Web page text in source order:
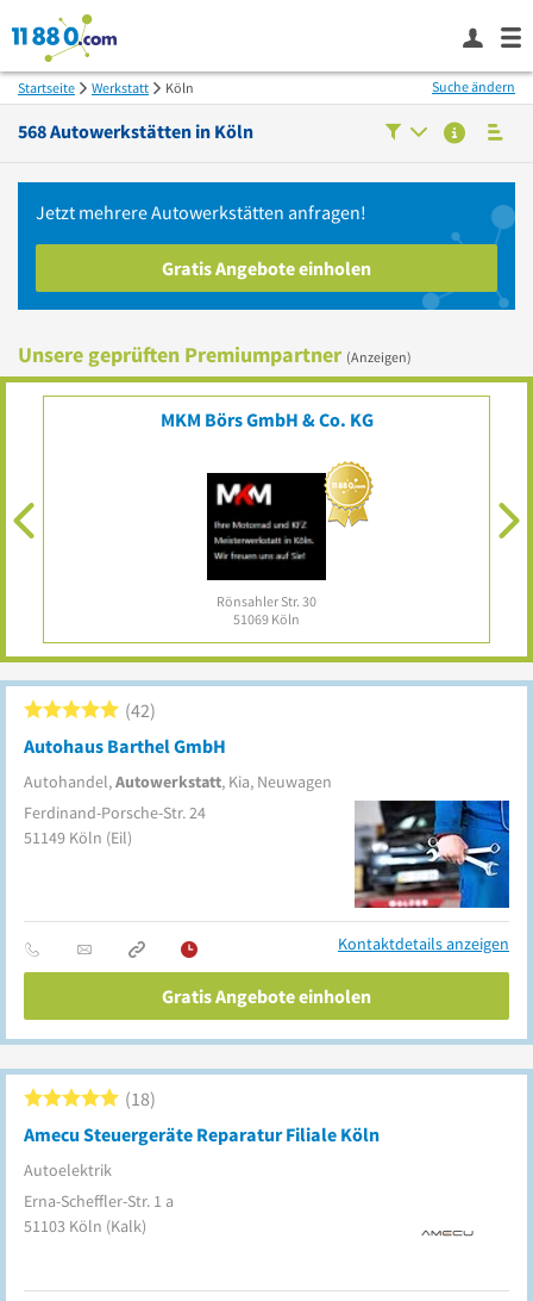
Startseite Werkstatt Köln
568Autowerkstätten in Köln
Suche ändern
Jetzt mehrereAutowerkstätten anfragen!
Gratis Angebote einholen
Unsere geprüften Premiumpartner (Anzeigen)
MKM Börs GmbH & Co. KG
Rönsahler Str. 30
51069 Köln
Autohaus Barthel GmbH
Autohandel,Autowerkstatt, Kia, Neuwagen
42
Ferdinand-Porsche-Str. 24
51149 Köln (Eil)
Kontaktdetails anzeigen
Gratis Angebote einholen
Amecu Steuergeräte Reparatur Filiale Köln
Autoelektrik
18
Erna-Scheffler-Str. 1 a
51103 Köln (Kalk)